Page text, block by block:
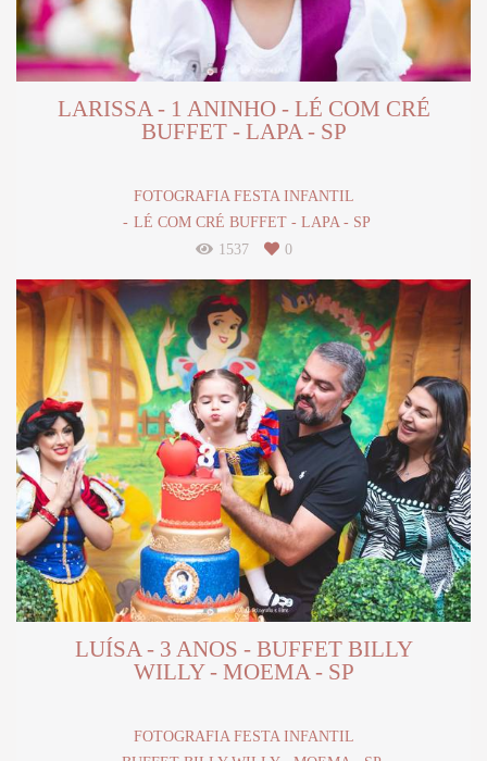
LARISSA - 1 ANINHO - LÉ COM CRÉ
BUFFET - LAPA - SP
FOTOGRAFIA FESTA INFANTIL
LÉ COM CRÉ BUFFET - LAPA - SP
1537
0
LUÍSA - 3 ANOS - BUFFET BILLY
WILLY - MOEMA - SP
FOTOGRAFIA FESTA INFANTIL